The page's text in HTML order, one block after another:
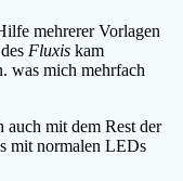
mehrerer Vorlagen
Fluxis kam
was mich mehrfach
auch mit dem Rest der
mit normalen LEDs